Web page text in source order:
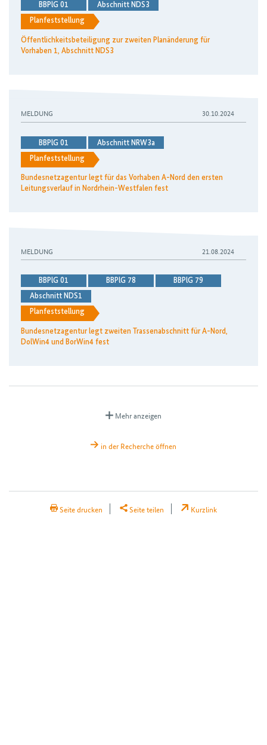
BBPlG 01
Abschnitt NDS3
Planfeststellung
Öffentlichkeitsbeteiligung zur zweiten Planänderung für
Vorhaben 1, Abschnitt NDS3
MELDUNG 30.10.2024
BBPlG 01
Abschnitt NRW3a
Planfeststellung
Bundesnetzagentur legt für das Vorhaben A-Nord den ersten
Leitungsverlauf in Nordrhein-Westfalen fest
MELDUNG 21.08.2024
BBPlG 01 BBPlG 78
BBPlG 79
Abschnitt NDS1
Planfeststellung
Bundesnetzagentur legt zweiten Trassenabschnitt für A-Nord,
DolWin4 und BorWin4 fest
Mehr anzeigen
in der Recherche öffnen
Seite drucken Seite teilen Kurzlink